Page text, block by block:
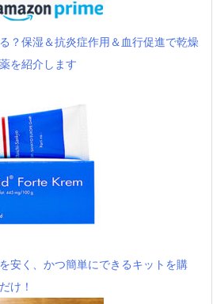
？保湿＆抗炎症作用＆血行促進で乾燥
を紹介します
安く、かつ簡単にできるキットを購
け！